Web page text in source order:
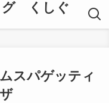
グ くしぐ
スパゲッティ